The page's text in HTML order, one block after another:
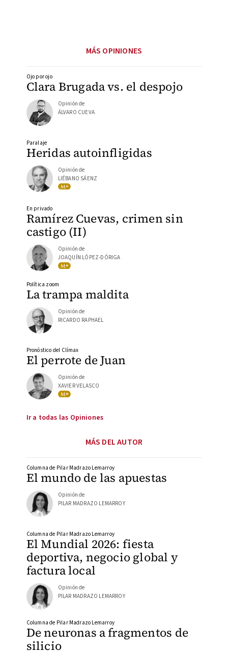
MÁS OPINIONES
Clara Brugada vs. el despojo
Ojo por ojo
Opinión de
ÁLVARO CUEVA
Heridas autoinfligidas
Paralaje
Opinión de
LIÉBANO SÁENZ
Ramírez Cuevas, crimen sin
castigo (II)
En privado
Opinión de
JOAQUÍN LÓPEZ-DÓRIGA
La trampa maldita
Política zoom
Opinión de
RICARDO RAPHAEL
El perrote de Juan
Pronóstico del Clímax
Opinión de
XAVIER VELASCO
Ir a todas las Opiniones
MÁS DEL AUTOR
El mundo de las apuestas
Columna de Pilar Madrazo Lemarroy
Opinión de
PILAR MADRAZO LEMARROY
El Mundial 2026: fiesta
deportiva, negocio global y
factura local
Columna de Pilar Madrazo Lemarroy
Opinión de
PILAR MADRAZO LEMARROY
De neuronas a fragmentos de
silicio
Columna de Pilar Madrazo Lemarroy